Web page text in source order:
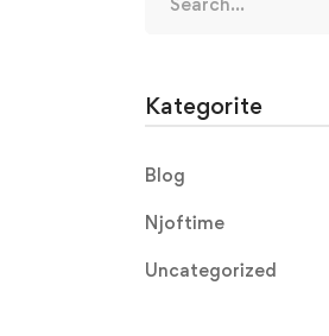
Kategorite
Blog
Njoftime
Uncategorized